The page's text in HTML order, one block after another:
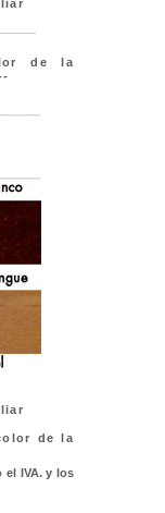
de la
de la
el IVA. y los